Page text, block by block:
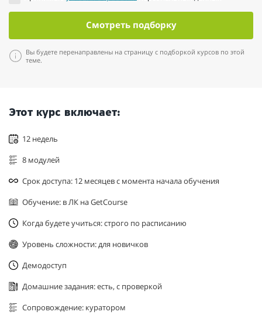
Смотреть подборку
Вы будете перенаправлены на страницу с подборкой курсов по этой
теме.
Этот курс включает:
12 недель
8 модулей
Срок доступа: 12 месяцев с момента начала обучения
Обучение: в ЛК на GetCourse
Когда будете учиться: строго по расписанию
Уровень сложности: для новичков
Демодоступ
Домашние задания: есть, с проверкой
Сопровождение: куратором